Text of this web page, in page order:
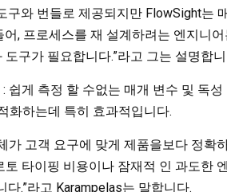
구와 번들로 제공되지만 FlowSight는
, 프로세스를 재 설계하려는 엔지니
구가 필요합니다.”라고 그는 설명합
쉽게 측정 할 수없는 매개 변수 및 독성
화하는데 특히 효과적입니다.
고객 요구에 맞게 제품을보다 정확
타이핑 비용이나 잠재적 인 과도한
.”라고 Karampelas는 말합니다.